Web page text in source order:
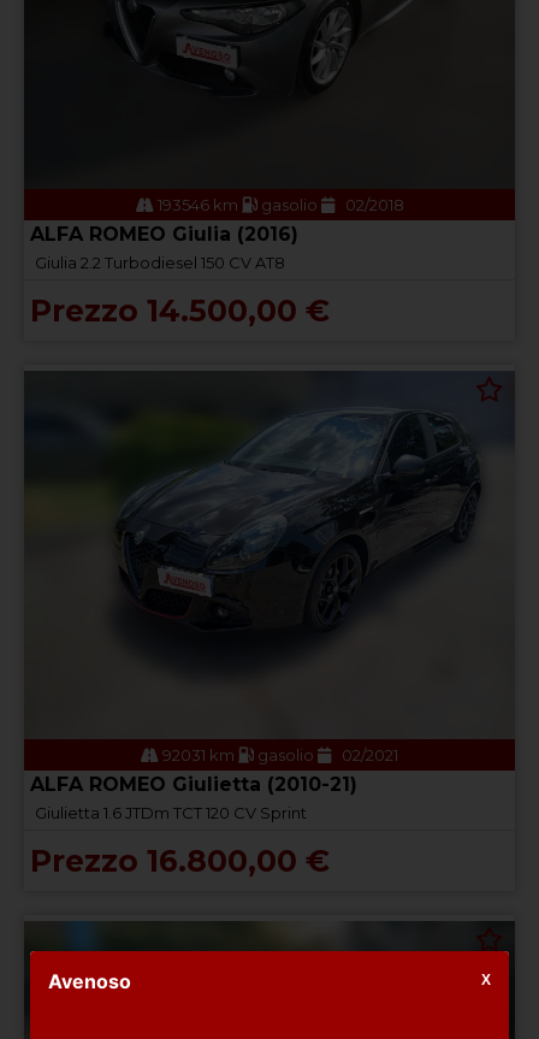
193546 km gasolio 02/2018
ALFA ROMEO Giulia (2016)
Giulia 2.2 Turbodiesel 150 CV AT8
Prezzo 14.500,00 €
92031 km gasolio 02/2021
ALFA ROMEO Giulietta (2010-21)
Giulietta 1.6 JTDm TCT 120 CV Sprint
Prezzo 16.800,00 €
Avenoso X